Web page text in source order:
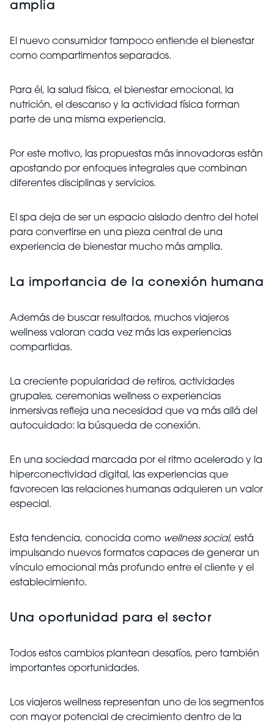
amplia
El nuevo consumidor tampoco entiende el bienestar
como compartimentos separados.
Para él, la salud física, el bienestar emocional, la
nutrición, el descanso y la actividad física forman
parte de una misma experiencia.
Por este motivo, las propuestas más innovadoras están
apostando por enfoques integrales que combinan
diferentes disciplinas y servicios.
El spa deja de ser un espacio aislado dentro del hotel
para convertirse en una pieza central de una
experiencia de bienestar mucho más amplia.
La importancia de la conexión humana
Además de buscar resultados, muchos viajeros
wellness valoran cada vez más las experiencias
compartidas.
La creciente popularidad de retiros, actividades
grupales, ceremonias wellness o experiencias
inmersivas refleja una necesidad que va más allá del
autocuidado: la búsqueda de conexión.
En una sociedad marcada por el ritmo acelerado y la
hiperconectividad digital, las experiencias que
favorecen las relaciones humanas adquieren un valor
especial.
Esta tendencia, conocida como wellness social, está
impulsando nuevos formatos capaces de generar un
vínculo emocional más profundo entre el cliente y el
establecimiento.
Una oportunidad para el sector
Todos estos cambios plantean desafíos, pero también
importantes oportunidades.
Los viajeros wellness representan uno de los segmentos
con mayor potencial de crecimiento dentro de la